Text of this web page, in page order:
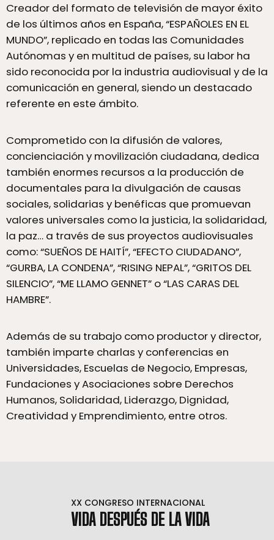
Creador del formato de televisión de mayor éxito
de los últimos años en España, “ESPAÑOLES EN EL
MUNDO”, replicado en todas las Comunidades
Autónomas y en multitud de países, su labor ha
sido reconocida por la industria audiovisual y de la
comunicación en general, siendo un destacado
referente en este ámbito.
Comprometido con la difusión de valores,
concienciación y movilización ciudadana, dedica
también enormes recursos a la producción de
documentales para la divulgación de causas
sociales, solidarias y benéficas que promuevan
valores universales como la justicia, la solidaridad,
la paz… a través de sus proyectos audiovisuales
como: “SUEÑOS DE HAITÍ”, “EFECTO CIUDADANO”,
“GURBA, LA CONDENA”, “RISING NEPAL”, “GRITOS DEL
SILENCIO”, “ME LLAMO GENNET” o “LAS CARAS DEL
HAMBRE”.
Además de su trabajo como productor y director,
también imparte charlas y conferencias en
Universidades, Escuelas de Negocio, Empresas,
Fundaciones y Asociaciones sobre Derechos
Humanos, Solidaridad, Liderazgo, Dignidad,
Creatividad y Emprendimiento, entre otros.
VIDA DESPUÉS DE LA VIDA